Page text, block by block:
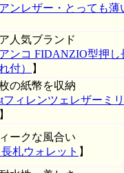
ンレザー・とっても薄
人気ブランド
ンコ FIDANZIO型押し
付）
】
の紙幣を収納
フィレンツェレザーミ
】
ークな風合い
札ウォレット 】